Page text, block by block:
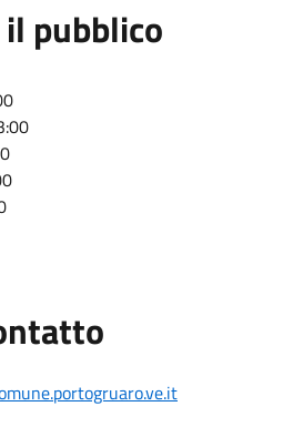
pubblico